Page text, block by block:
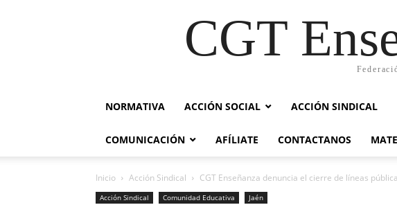
CGT
NORMATIVA ACCIÓN SOCIAL ACCIÓN SINDICAL
COMUNICACIÓN AFÍLIATE CONTACTANOS
Inicio Acción Sindical CGT Enseñanza denuncia el cierre de líneas
Acción Sindical Comunidad Educativa Jaén